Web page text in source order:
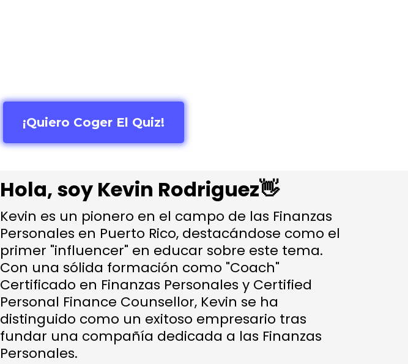
¡Quiero Coger El Quiz!
Hola, soy Kevin Rodriguez👋
Kevin es un pionero en el campo de las Finanzas
Personales en Puerto Rico, destacándose como el
primer "influencer" en educar sobre este tema.
Con una sólida formación como "Coach"
Certificado en Finanzas Personales y Certified
Personal Finance Counsellor, Kevin se ha
distinguido como un exitoso empresario tras
fundar una compañía dedicada a las Finanzas
Personales.